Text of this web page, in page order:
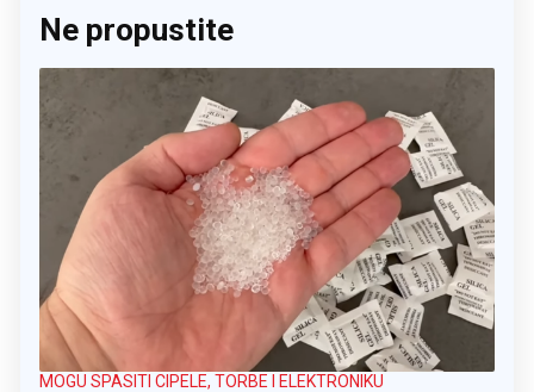
Ne propustite
MOGU SPASITI CIPELE, TORBE I ELEKTRONIKU